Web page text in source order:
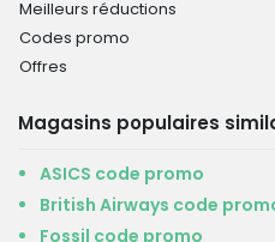
Meilleurs réductions
Codes promo
Offres
Magasins populaires
ASICS code promo
British Airways code
Fossil code promo